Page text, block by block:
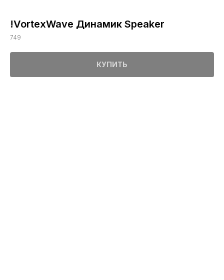
!VortexWave Динамик Speaker
749
КУПИТЬ